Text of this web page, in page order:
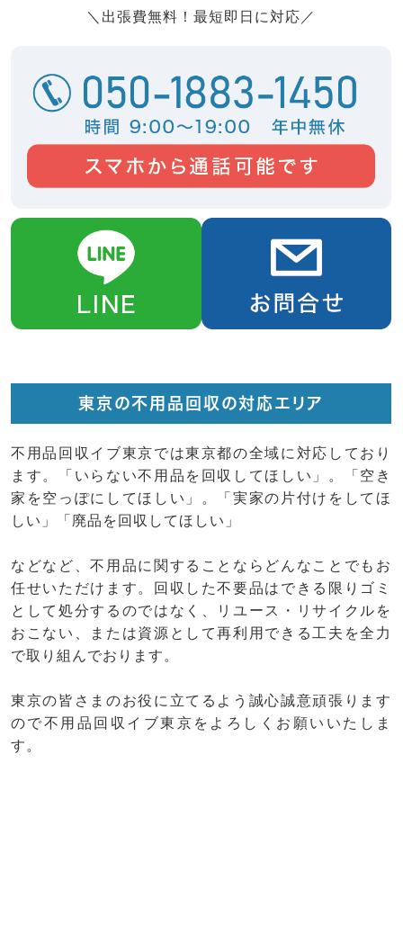
＼出張費無料！最短即日に対応／
東京の不用品回収の対応エリア
不用品回収イブ東京では東京都の全域に対応しており
ます。「いらない不用品を回収してほしい」。「空き
家を空っぽにしてほしい」。「実家の片付けをしてほ
しい」「廃品を回収してほしい」
などなど、不用品に関することならどんなことでもお
任せいただけます。回収した不要品はできる限りゴミ
として処分するのではなく、リユース・リサイクルを
おこない、または資源として再利用できる工夫を全力
で取り組んでおります。
東京の皆さまのお役に立てるよう誠心誠意頑張ります
ので不用品回収イブ東京をよろしくお願いいたしま
す。